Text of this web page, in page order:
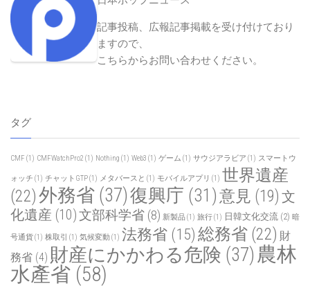
記事投稿、広報記事掲載を受け付けており
ますので、
こちらからお問い合わせください。
タグ
CMF (1) CMFWatchPro2 (1) Nothing (1) Web3 (1) ゲーム (1) サウジアラビア (1) スマートウ
ォッチ (1) チャットGTP(1) メタバースと (1) モバイルアプリ (1) 世界遺産
(22)外務省 (37)復興庁 (31)意見 (19) 文
化遺産 (10)文部科学省 (8) 新製品(1) 旅行(1) 日韓文化交流 (2) 暗
号通貨(1) 株取引 (1) 気候変動(1) 法務省 (15) 総務省 (22) 財
務省 (4) 財産にかかわる危険 (37) 農林
水產省 (58)